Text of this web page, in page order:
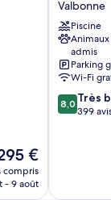
€
compris
- 9 août
Sophia
Antipolis
Valbonne
Valbonne
Piscine
admis
Parking
Wi-Fi
8.0
sur
8,0 Très
399